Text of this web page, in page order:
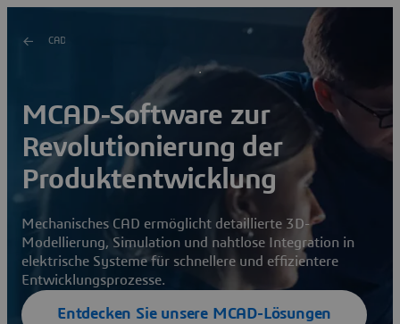
CAD
MCAD-Software zur
Revolutionierung der
Produktentwicklung
Mechanisches CAD ermöglicht detaillierte 3D-
Modellierung, Simulation und nahtlose Integration in
elektrische Systeme für schnellere und effizientere
Entwicklungsprozesse.
Entdecken Sie unsere MCAD-Lösungen